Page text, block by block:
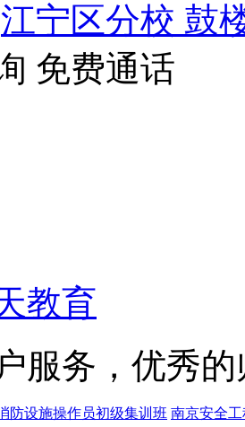
江宁区分校 鼓
免费通话
教育
服务，优秀
防设施操作员初级集训班 南京安全